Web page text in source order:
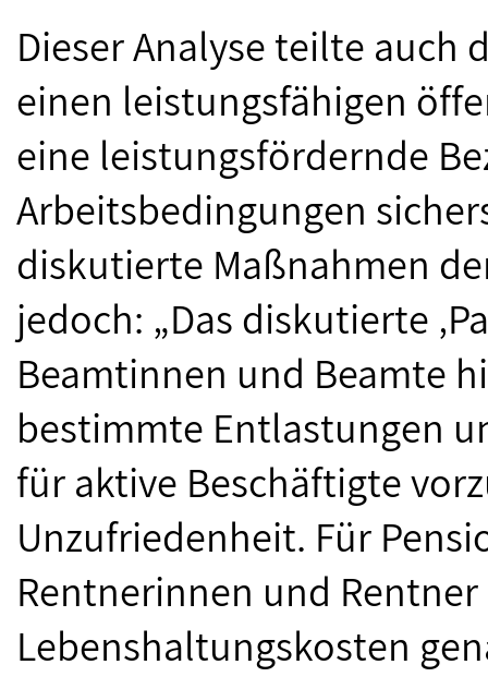
Dieser Analyse teilte auch
einen leistungsfähigen
eine leistungsfördernde
Arbeitsbedingungen
diskutierte Maßnahmen
jedoch: „Das diskutierte
Beamtinnen und Beamte
bestimmte Entlastungen
für aktive Beschäftigte
Unzufriedenheit. Für
Rentnerinnen und
Lebenshaltungskosten